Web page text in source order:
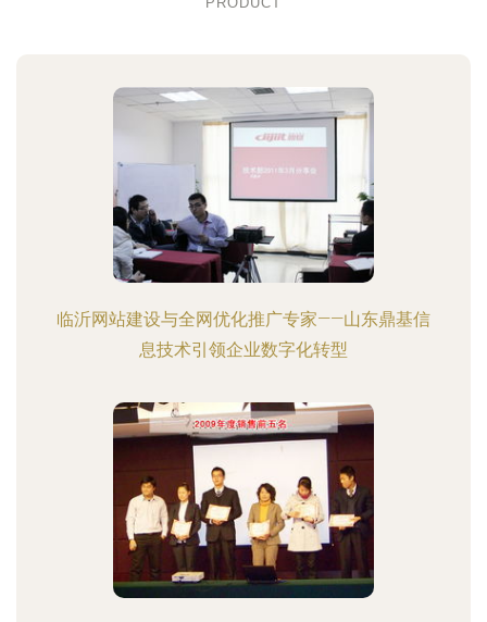
临沂网站建设与全网优化推广专家——山东鼎基信
息技术引领企业数字化转型